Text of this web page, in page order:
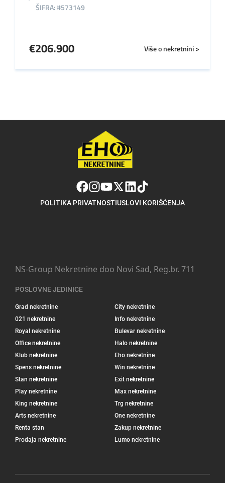
ŠIFRA: #573149
Više o nekretnini >
€206.900
POLITIKA PRIVATNOSTIUSLOVI KORIŠĆENJA
NS-Group Nekretnine doo Novi Sad, Reg.br. 711
POSLOVNE JEDINICE
Grad nekretnine
City nekretnine
021 nekretnine
Info nekretnine
Royal nekretnine
Bulevar nekretnine
Office nekretnine
Halo nekretnine
Klub nekretnine
Eho nekretnine
Spens nekretnine
Win nekretnine
Stan nekretnine
Exit nekretnine
Play nekretnine
Max nekretnine
King nekretnine
Trg nekretnine
Arts nekretnine
One nekretnine
Renta stan
Zakup nekretnine
Prodaja nekretnine
Lumo nekretnine